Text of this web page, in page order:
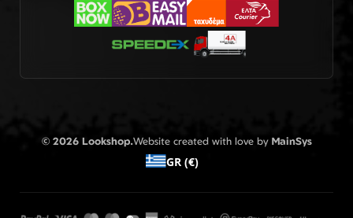
© 2026 Lookshop.Website created with love by MainSys
GR (€)